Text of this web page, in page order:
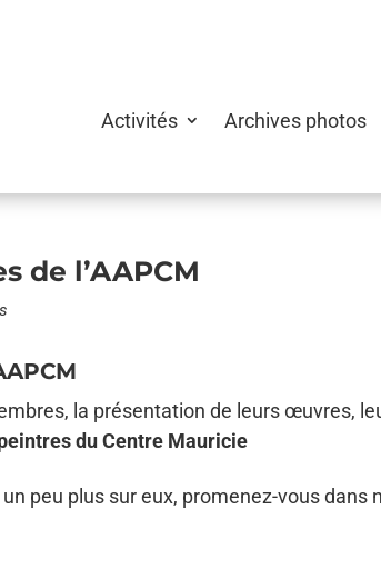
Activités Archives photos
de l’AAPCM
la présentation de leurs œuvres,
du Centre Mauricie
peu plus sur eux, promenez-vous dans